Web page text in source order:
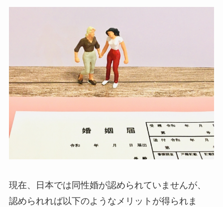
現在、日本では同性婚が認められていませんが、
認められれば以下のようなメリットが得られま